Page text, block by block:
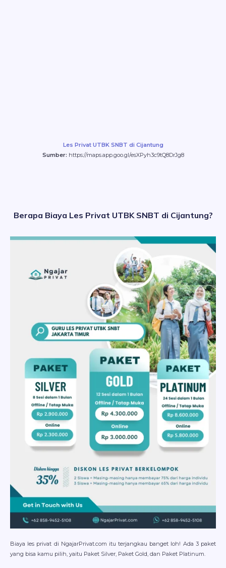
Les Privat UTBK SNBT di Cijantung
Sumber: https://maps.app.goo.gl/esXPyh3c9tQ8DrJg8
Berapa Biaya Les Privat UTBK SNBT di Cijantung?
Biaya les privat di NgajarPrivat.com itu terjangkau banget loh! Ada 3 paket
yang bisa kamu pilih, yaitu Paket Silver, Paket Gold, dan Paket Platinum.